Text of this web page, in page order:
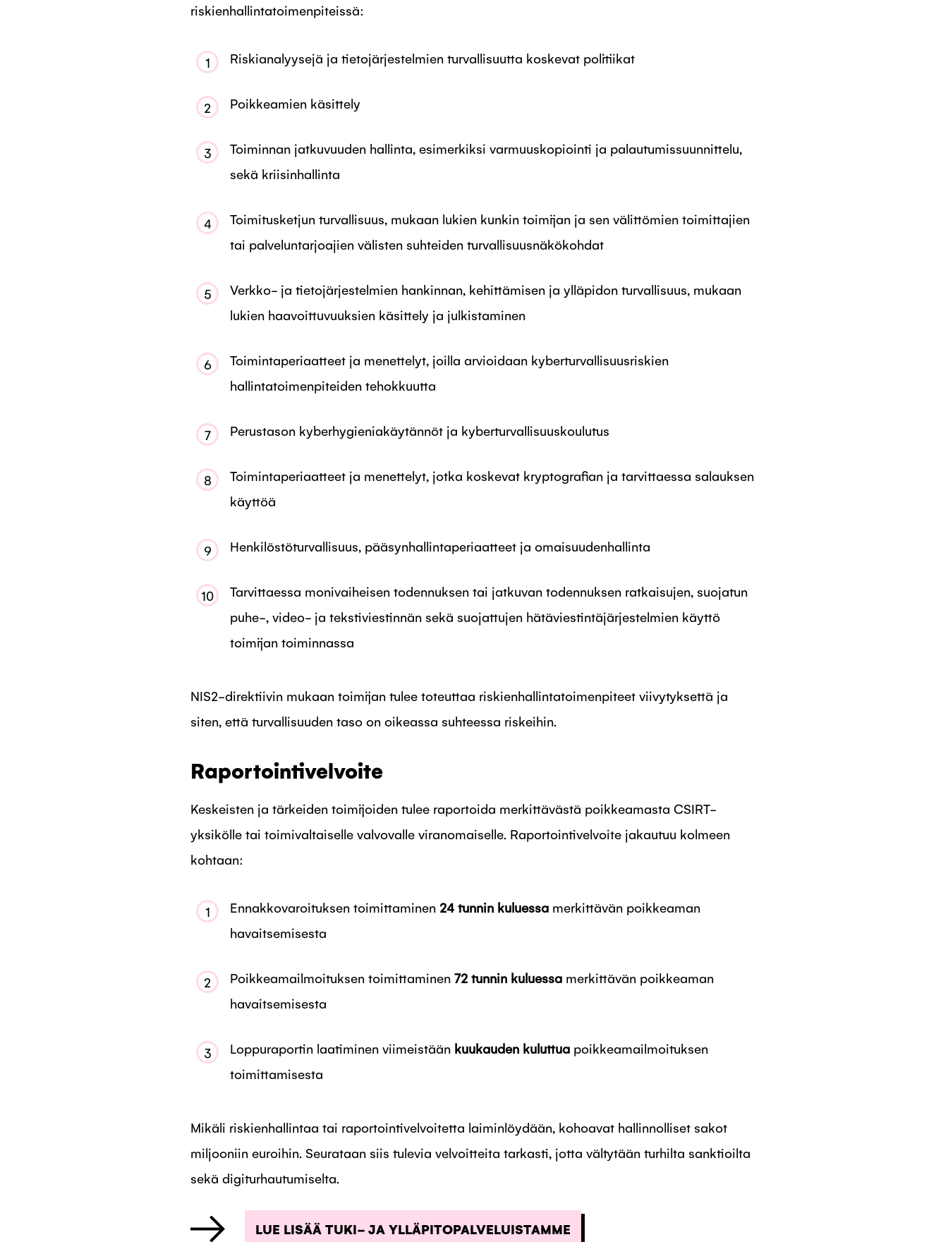
riskienhallintatoimenpiteissä:
1 Riskianalyysejä ja tietojärjestelmien turvallisuutta koskevat politiikat
2 Poikkeamien käsittely
3
Toiminnan jatkuvuuden hallinta, esimerkiksi varmuuskopiointi ja palautumissuunnittelu,
sekä kriisinhallinta
4
Toimitusketjun turvallisuus, mukaan lukien kunkin toimijan ja sen välittömien toimittajien
tai palveluntarjoajien välisten suhteiden turvallisuusnäkökohdat
5
Verkko- ja tietojärjestelmien hankinnan, kehittämisen ja ylläpidon turvallisuus, mukaan
lukien haavoittuvuuksien käsittely ja julkistaminen
6
Toimintaperiaatteet ja menettelyt, joilla arvioidaan kyberturvallisuusriskien
hallintatoimenpiteiden tehokkuutta
7 Perustason kyberhygieniakäytännöt ja kyberturvallisuuskoulutus
8
Toimintaperiaatteet ja menettelyt, jotka koskevat kryptografian ja tarvittaessa salauksen
käyttöä
9 Henkilöstöturvallisuus, pääsynhallintaperiaatteet ja omaisuudenhallinta
10
Tarvittaessa monivaiheisen todennuksen tai jatkuvan todennuksen ratkaisujen, suojatun
puhe-, video- ja tekstiviestinnän sekä suojattujen hätäviestintäjärjestelmien käyttö
toimijan toiminnassa
NIS2-direktiivin mukaan toimijan tulee toteuttaa riskienhallintatoimenpiteet viivytyksettä ja
siten, että turvallisuuden taso on oikeassa suhteessa riskeihin.
Raportointivelvoite
Keskeisten ja tärkeiden toimijoiden tulee raportoida merkittävästä poikkeamasta CSIRT-
yksikölle tai toimivaltaiselle valvovalle viranomaiselle. Raportointivelvoite jakautuu kolmeen
kohtaan:
1 Ennakkovaroituksen toimittaminen 24 tunnin kuluessa merkittävän poikkeaman
havaitsemisesta
2 Poikkeamailmoituksen toimittaminen 72 tunnin kuluessa merkittävän poikkeaman
havaitsemisesta
3 Loppuraportin laatiminen viimeistään kuukauden kuluttua poikkeamailmoituksen
toimittamisesta
Mikäli riskienhallintaa tai raportointivelvoitetta laiminlöydään, kohoavat hallinnolliset sakot
miljooniin euroihin. Seurataan siis tulevia velvoitteita tarkasti, jotta vältytään turhilta sanktioilta
sekä digiturhautumiselta.
LUE LISÄÄ TUKI- JA YLLÄPITOPALVELUISTAMME